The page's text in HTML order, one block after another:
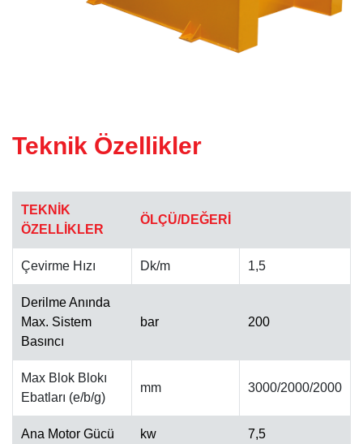
KÖPRÜ KESIM MAKINESI
OTOMATIK CILA MAKINESI
Teknik Özellikler
TEKNİK
ÖZELLİKLER
ÖLÇÜ/DEĞERİ
Çevirme Hızı Dk/m 1,5
Derilme Anında
Max. Sistem
Basıncı
bar 200
Max Blok Blokı
Ebatları (e/b/g)
mm 3000/2000/2000
Ana Motor Gücü kw 7,5